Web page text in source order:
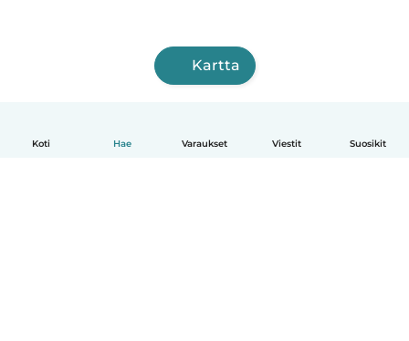
Koti Hae Varaukset Viestit Suosikit
Kartta